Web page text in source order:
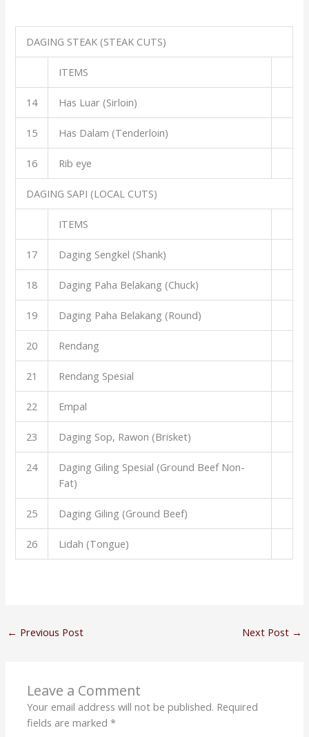
DAGING STEAK (STEAK CUTS)
ITEMS
14 Has Luar (Sirloin)
15 Has Dalam (Tenderloin)
16 Rib eye
DAGING SAPI (LOCAL CUTS)
ITEMS
17 Daging Sengkel (Shank)
18 Daging Paha Belakang (Chuck)
19 Daging Paha Belakang (Round)
20 Rendang
21 Rendang Spesial
22 Empal
23 Daging Sop, Rawon (Brisket)
24
Daging Giling Spesial (Ground Beef Non-
Fat)
25 Daging Giling (Ground Beef)
26 Lidah (Tongue)
← Previous Post Next Post →
Leave a Comment
Your email address will not be published. Required
fields are marked*